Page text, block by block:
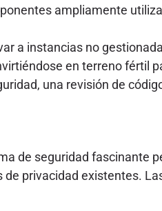
ampliamente
a instancias no
en terreno fértil
una revisión de
de seguridad fascinante
privacidad existentes.